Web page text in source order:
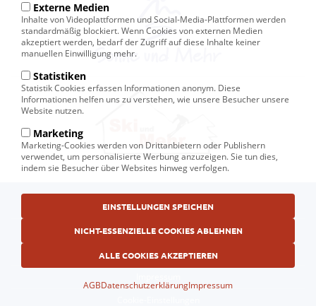
Fußbereichsmenü© Ski und Mehr, Ihr Reiseveranstalter in Kiel
AGB
Datenschutzerklärung
Externe Medien
Inhalte von Videoplattformen und Social-Media-Plattformen werden
standardmäßig blockiert. Wenn Cookies von externen Medien
akzeptiert werden, bedarf der Zugriff auf diese Inhalte keiner
manuellen Einwilligung mehr.
Statistiken
Statistik Cookies erfassen Informationen anonym. Diese
Informationen helfen uns zu verstehen, wie unsere Besucher unsere
Website nutzen.
Marketing
Marketing-Cookies werden von Drittanbietern oder Publishern
verwendet, um personalisierte Werbung anzuzeigen. Sie tun dies,
indem sie Besucher über Websites hinweg verfolgen.
EINSTELLUNGEN SPEICHEN
NICHT-ESSENZIELLE COOKIES ABLEHNEN
ALLE COOKIES AKZEPTIEREN
AGBDatenschutzerklärungImpressum